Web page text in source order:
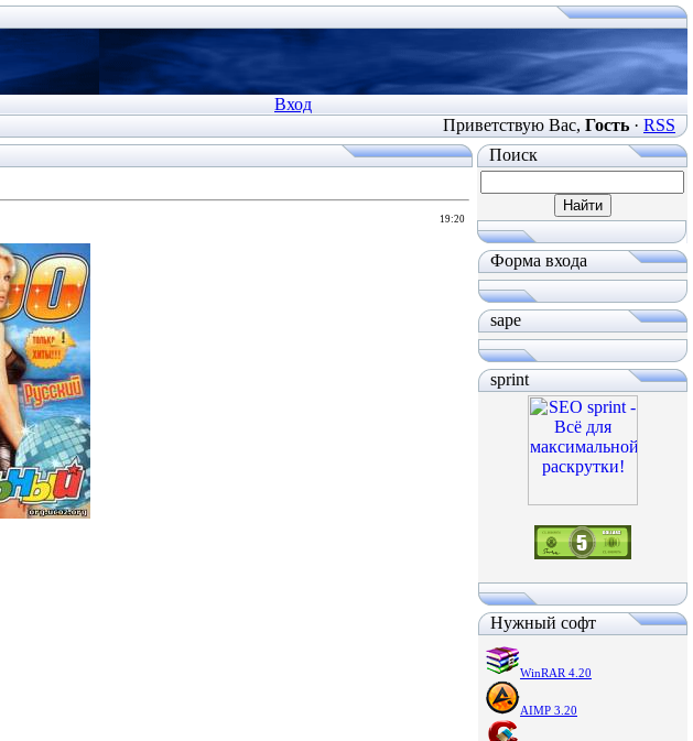
Вход
Приветствую Вас, Гость· RSS
19:20
Поиск
Форма входа
sape
sprint
Нужный софт
WinRAR 4.20
AIMP 3.20